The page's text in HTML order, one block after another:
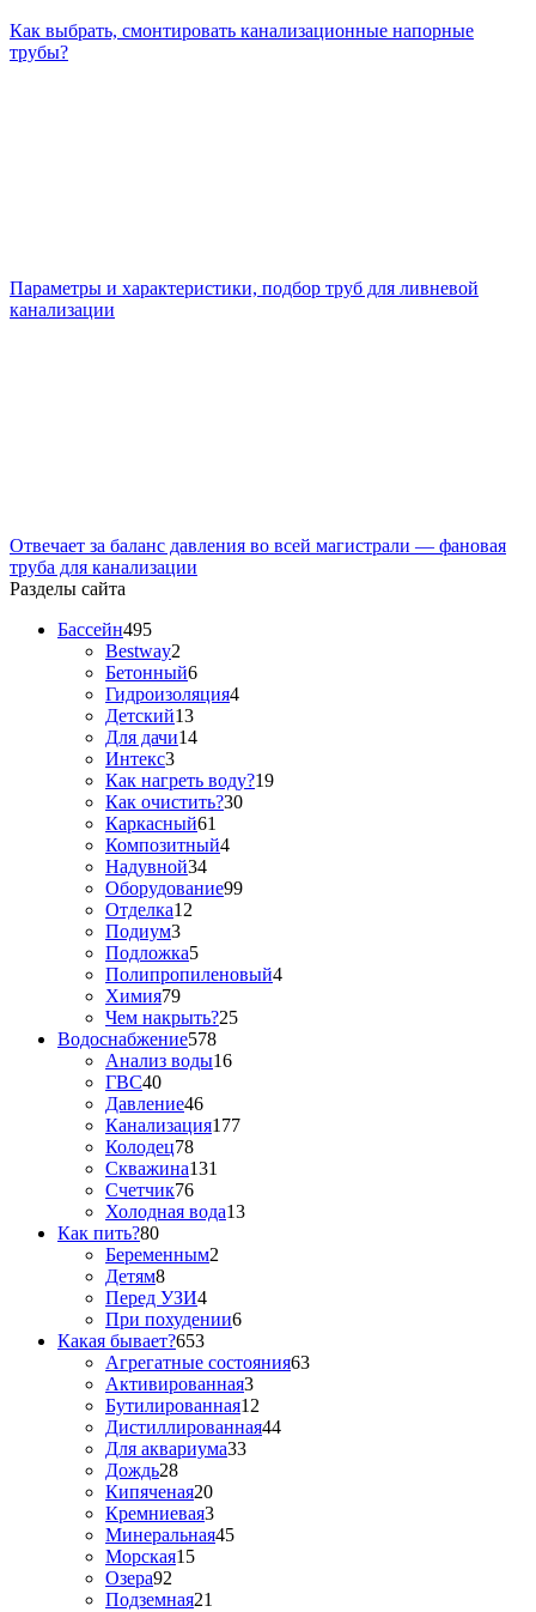
Как выбрать, смонтировать канализационные напорные
трубы?
Параметры и характеристики, подбор труб для ливневой
канализации
Отвечает за баланс давления во всей магистрали — фановая
труба для канализации
Разделы сайта
Бассейн495
Bestway2
Бетонный6
Гидроизоляция4
Детский13
Для дачи14
Интекс3
Как нагреть воду?19
Как очистить?30
Каркасный61
Композитный4
Надувной34
Оборудование99
Отделка12
Подиум3
Подложка5
Полипропиленовый4
Химия79
Чем накрыть?25
Водоснабжение578
Анализ воды16
ГВС40
Давление46
Канализация177
Колодец78
Скважина131
Счетчик76
Холодная вода13
Как пить?80
Беременным2
Детям8
Перед УЗИ4
При похудении6
Какая бывает?653
Агрегатные состояния63
Активированная3
Бутилированная12
Дистиллированная44
Для аквариума33
Дождь28
Кипяченая20
Кремниевая3
Минеральная45
Морская15
Озера92
Подземная21